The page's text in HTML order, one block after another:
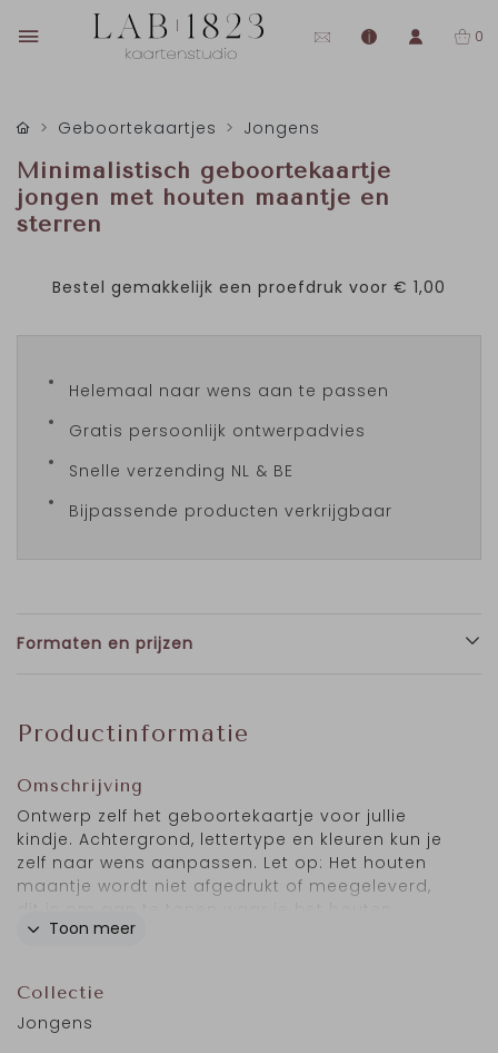
0
Geboortekaartjes Jongens
Minimalistisch geboortekaartje
jongen met houten maantje en
sterren
Bestel gemakkelijk een proefdruk voor € 1,00
Helemaal naar wens aan te passen
Gratis persoonlijk ontwerpadvies
Snelle verzending NL & BE
Bijpassende producten verkrijgbaar
Formaten en prijzen
Productinformatie
Omschrijving
Ontwerp zelf het geboortekaartje voor jullie
kindje. Achtergrond, lettertype en kleuren kun je
zelf naar wens aanpassen. Let op: Het houten
maantje wordt niet afgedrukt of meegeleverd,
maantje kunt plaatsen. Bestel
structuur karton.
Toon meer
Collectie
Jongens